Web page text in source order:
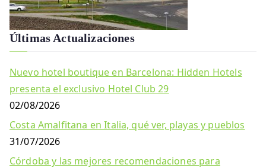
Últimas Actualizaciones
Nuevo hotel boutique en Barcelona: Hidden Hotels
presenta el exclusivo Hotel Club 29
02/08/2026
Costa Amalfitana en Italia, qué ver, playas y pueblos
31/07/2026
Córdoba y las mejores recomendaciones para